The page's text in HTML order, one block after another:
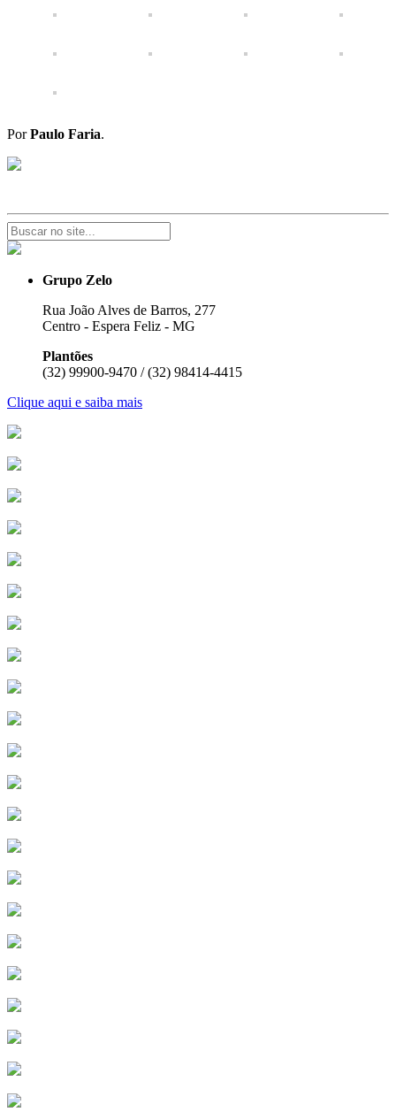
PorPaulo Faria.
Grupo Zelo
Rua João Alves de Barros, 277
Centro - Espera Feliz - MG
Plantões
(32) 99900-9470 / (32) 98414-4415
Clique aqui e saiba mais